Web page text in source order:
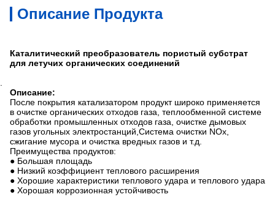
Описание Продукта
Каталитический преобразователь пористый субстрат
для летучих органических соединений
Описание:
После покрытия катализатором продукт широко применяется
в очистке органических отходов газа, теплообменной системе
обработки промышленных отходов газа, очистке дымовых
газов угольных электростанций,Система очистки NOx,
сжигание мусора и очистка вредных газов и т.д.
Преимущества продуктов:
● Большая площадь
● Низкий коэффициент теплового расширения
● Хорошие характеристики теплового удара и теплового удара
● Хорошая коррозионная устойчивость